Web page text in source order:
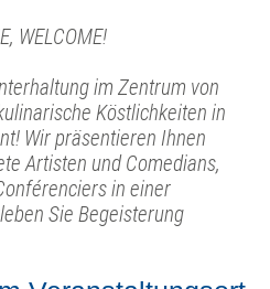
WELCOME!
im Zentrum von
Köstlichkeiten in
Wir präsentieren Ihnen
Artisten und Comedians,
in einer
Sie Begeisterung